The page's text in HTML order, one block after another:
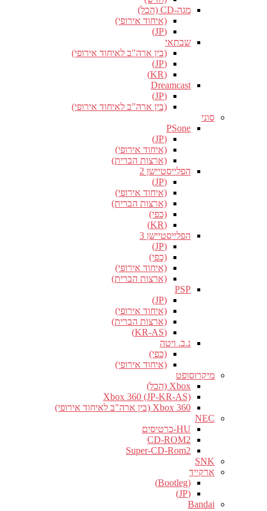
מגה-CD (הכל)
(איחוד אירופי)
(JP)
שבתאי
(בין ארה"ב לאיחוד אירופי)
(JP)
(KR)
Dreamcast
(JP)
(בין ארה"ב לאיחוד אירופי)
סוני
PSone
(JP)
(איחוד אירופי)
(ארצות הברית)
הפלייסטיישן 2
(JP)
(איחוד אירופי)
(ארצות הברית)
(כפי)
(KR)
הפלייסטיישן 3
(JP)
(כפי)
(איחוד אירופי)
(ארצות הברית)
PSP
(JP)
(איחוד אירופי)
(ארצות הברית)
(KR-AS)
נ.ב. ויטה
(כפי)
(איחוד אירופי)
מיקרוסופט
Xbox (הכל)
Xbox 360 (JP-KR-AS)
Xbox 360 (בין ארה"ב לאיחוד אירופי)
NEC
HU-כרטיסים
CD-ROM2
Super-CD-Rom2
SNK
ארקייד
(Bootleg)
(JP)
Bandai